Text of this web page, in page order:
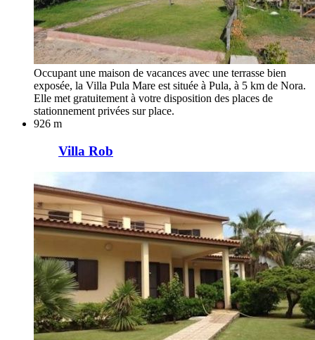
Occupant une maison de vacances avec une terrasse bien
exposée, la Villa Pula Mare est située à Pula, à 5 km de Nora.
Elle met gratuitement à votre disposition des places de
stationnement privées sur place.
926 m
Villa Rob